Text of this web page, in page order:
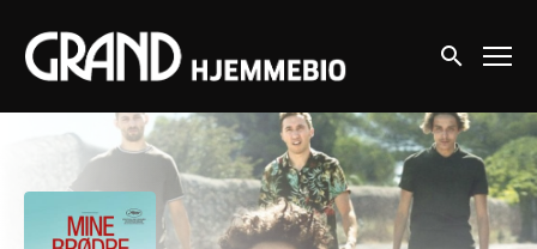
Accessibility Links
Søg nu